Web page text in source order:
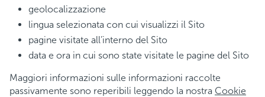
geolocalizzazione
lingua selezionata con cui visualizzi il Sito
pagine visitate all’interno del Sito
data e ora in cui sono state visitate le pagine del Sito
Maggiori informazioni sulle informazioni raccolte
passivamente sono reperibili leggendo la nostra Cookie